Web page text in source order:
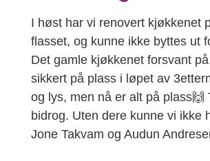
I høst har vi renovert kjøkkenet
flasset, og kunne ikke byttes ut
Det gamle kjøkkenet forsvant
sikkert på plass i løpet av
og lys, men nå er alt på
bidrog. Uten dere kunne vi ikke
Jone Takvam og Audun